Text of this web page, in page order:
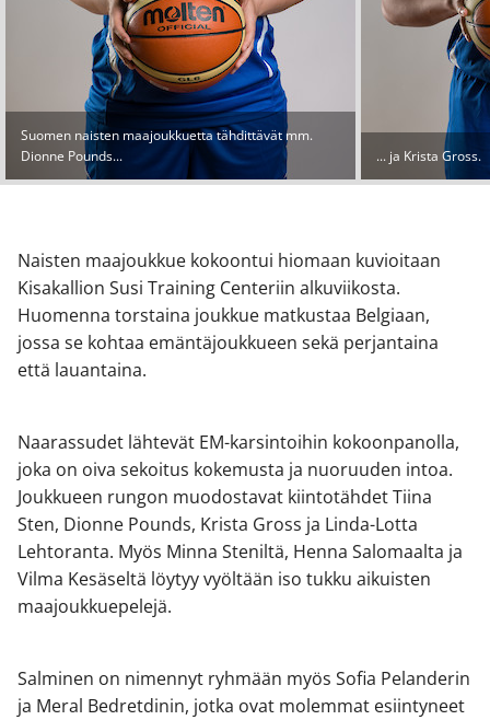
Suomen naisten maajoukkuetta tähdittävät mm.
Dionne Pounds...
... ja Krista Gross.
Naisten maajoukkue kokoontui hiomaan kuvioitaan
Kisakallion Susi Training Centeriin alkuviikosta.
Huomenna torstaina joukkue matkustaa Belgiaan,
jossa se kohtaa emäntäjoukkueen sekä perjantaina
että lauantaina.
Naarassudet lähtevät EM-karsintoihin kokoonpanolla,
joka on oiva sekoitus kokemusta ja nuoruuden intoa.
Joukkueen rungon muodostavat kiintotähdet Tiina
Sten, Dionne Pounds, Krista Gross ja Linda-Lotta
Lehtoranta. Myös Minna Steniltä, Henna Salomaalta ja
Vilma Kesäseltä löytyy vyöltään iso tukku aikuisten
maajoukkuepelejä.
Salminen on nimennyt ryhmään myös Sofia Pelanderin
ja Meral Bedretdinin, jotka ovat molemmat esiintyneet